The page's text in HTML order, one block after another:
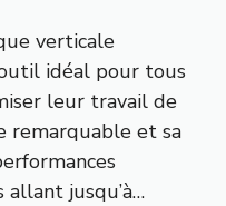
verticale
idéal pour tous
leur travail de
remarquable et sa
allant jusqu’à…